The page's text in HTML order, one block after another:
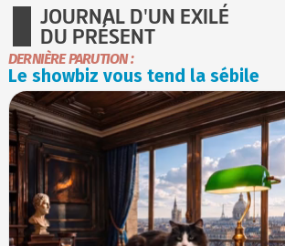
JOURNAL D'UN EXILÉ
DU PRÉSENT
DERNIÈRE PARUTION :
Le showbiz vous tend la sébile